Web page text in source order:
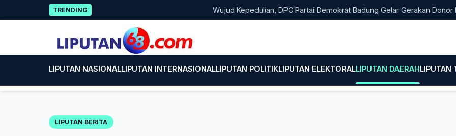
to
TRENDING Wujud Kepedulian, DPC Partai Demokrat Badung Gelar Gerakan Donor Darah
LIPUTAN NASIONALLIPUTAN INTERNASIONALLIPUTAN POLITIKLIPUTAN ELEKTORALLIPUTAN DAERAHLIPUTAN
LIPUTAN BERITA